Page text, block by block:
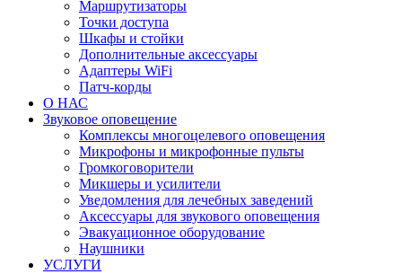
Маршрутизаторы
Точки доступа
Шкафы и стойки
Дополнительные аксессуары
Адаптеры WiFi
Патч-корды
О НАС
Звуковое оповещение
Комплексы многоцелевого оповещения
Микрофоны и микрофонные пульты
Громкоговорители
Микшеры и усилители
Уведомления для лечебных заведений
Аксессуары для звукового оповещения
Эвакуационное оборудование
Наушники
УСЛУГИ